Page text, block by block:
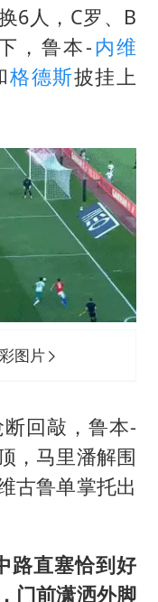
6人，C罗、B
，鲁本- 内维
格德斯披挂上
图片
回敲，鲁本-
，马里潘解围
古鲁单掌托出
路直塞恰到好
门前潇洒外脚